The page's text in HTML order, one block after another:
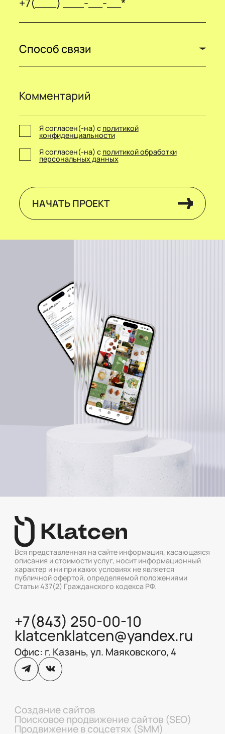
Способ связи
Я согласен(-на) с политикой
конфиденциальности
Я согласен(-на) с политикой обработки
персональных данных
НАЧАТЬ ПРОЕКТ
Вся представленная на сайте информация, касающаяся
описания и стоимости услуг, носит информационный
характер и ни при каких условиях не является
публичной офертой, определяемой положениями
Статьи 437(2) Гражданского кодекса РФ.
+7(843) 250-00-10
klatcenklatcen@yandex.ru
Офис: г. Казань, ул. Маяковского, 4
Создание сайтов
Поисковое продвижение сайтов (SEO)
Продвижение в соцсетях (SMM)